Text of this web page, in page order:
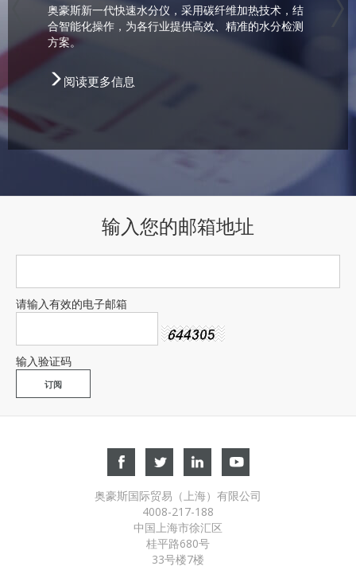
奥豪斯新一代快速水分仪，采用碳纤维加热技术，结
合智能化操作，为各行业提供高效、精准的水分检测
方案。
阅读更多信息
输入您的邮箱地址
请输入有效的电子邮箱
输入验证码
奥豪斯国际贸易（上海）有限公司
4008-217-188
中国上海市徐汇区
桂平路680号
33号楼7楼